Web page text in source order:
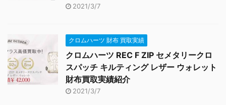
2021/3/7
クロムハーツ 財布 買取実績
クロムハーツ REC F ZIP セメタリークロ
スパッチ キルティング レザー ウォレット
財布買取実績紹介
2021/3/7